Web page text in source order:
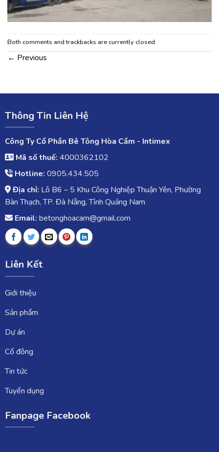
Both comments and trackbacks are currently closed.
← Previous
Thông Tin Liên Hệ
Công Ty Cổ Phần Bê Tông Hòa Cầm - Intimex
Mã số thuế: 4000362102
Hotline: 0905.434.505
Địa chỉ: Lô B6 – 5 Khu Công Nghiệp Thuận Yên, Phường
Bàn Thạch, TP. Đà Nẵng, Tỉnh Quảng Nam
Email: betonghoacam@gmail.com
Liên Kết
Giới thiệu
Sản phẩm
Dự án
Cổ đông
Tin tức
Tuyển dụng
Fanpage Facebook